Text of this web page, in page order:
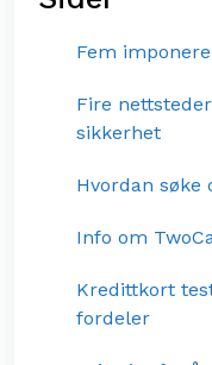
Fem
Fire
sikkerhet
Hvordan
Info om
Kredittkort
fordeler